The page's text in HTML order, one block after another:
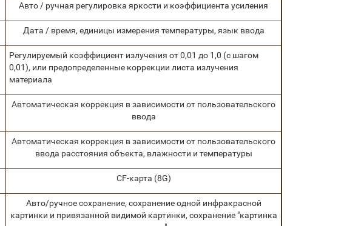
Авто / ручная регулировка яркости и коэффициента усиления
Дата / время, единицы измерения температуры, язык ввода
Регулируемый коэффициент излучения от 0,01 до 1,0 (с шагом
0,01), или предопределенные коррекции листа излучения
материала
Автоматическая коррекция в зависимости от пользовательского
ввода
Автоматическая коррекция в зависимости от пользовательского
ввода расстояния объекта, влажности и температуры
CF-карта (8G)
Авто/ручное сохранение, сохранение одной инфракрасной
картинки и привязанной видимой картинки, сохранение "картинка